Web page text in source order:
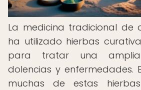
La medicina tradicional de
ha utilizado hierbas
para tratar una
dolencias y enfermedades.
muchas de estas